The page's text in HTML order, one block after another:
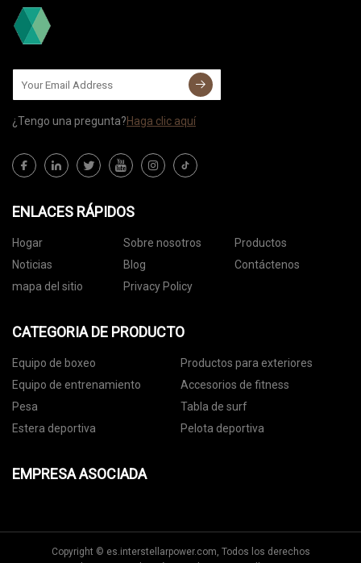
¿Tengo una pregunta?Haga clic aquí
ENLACES RÁPIDOS
Hogar Sobre nosotros
Productos
Noticias
Blog
Contáctenos
mapa del sitio
Privacy Policy
CATEGORIA DE PRODUCTO
Equipo de boxeo
Productos para exteriores
Equipo de entrenamiento
Accesorios de fitness
Pesa
Tabla de surf
Estera deportiva
Pelota deportiva
EMPRESA ASOCIADA
Copyright © es.interstellarpower.com, Todos los derechos